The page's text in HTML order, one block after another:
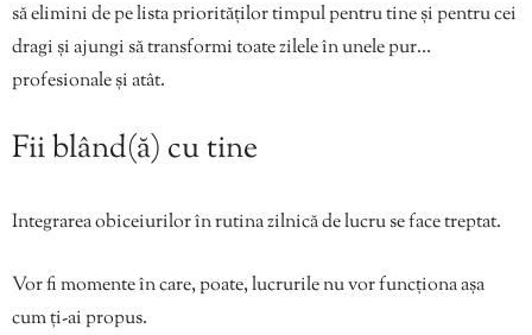
să elimini de pe lista priorităților timpul pentru tine și pentru cei
dragi și ajungi să transformi toate zilele în unele pur…
profesionale și atât.
Fii blând(ă) cu tine
Integrarea obiceiurilor în rutina zilnică de lucru se face treptat.
Vor fi momente în care, poate, lucrurile nu vor funcționa așa
cum ți-ai propus.